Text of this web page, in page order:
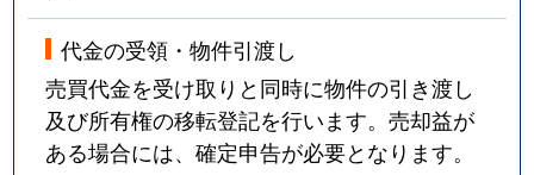
代金の受領・物件引渡し
売買代金を受け取りと同時に物件の引き渡し
及び所有権の移転登記を行います。売却益が
ある場合には、確定申告が必要となります。